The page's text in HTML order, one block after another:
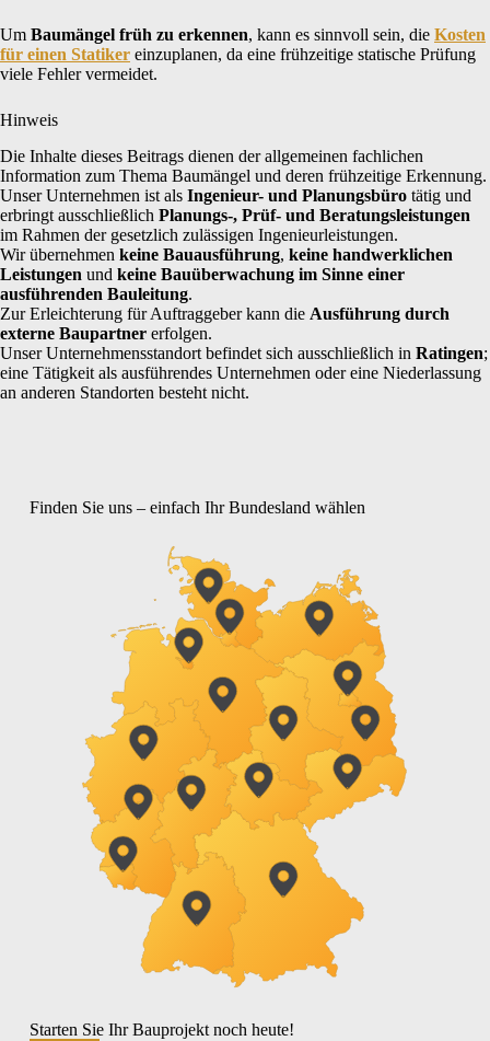
Um Baumängel früh zu erkennen, kann es sinnvoll sein, die Kosten
für einen Statiker einzuplanen, da eine frühzeitige statische Prüfung
viele Fehler vermeidet.
Hinweis
Die Inhalte dieses Beitrags dienen der allgemeinen fachlichen
Information zum Thema Baumängel und deren frühzeitige Erkennung.
Unser Unternehmen ist als Ingenieur- und Planungsbüro tätig und
erbringt ausschließlich Planungs-, Prüf- und Beratungsleistungen
im Rahmen der gesetzlich zulässigen Ingenieurleistungen.
Wir übernehmen keine Bauausführung, keine handwerklichen
Leistungen und keine Bauüberwachung im Sinne einer
ausführenden Bauleitung.
Zur Erleichterung für Auftraggeber kann die Ausführung durch
externe Baupartner erfolgen.
Unser Unternehmensstandort befindet sich ausschließlich in Ratingen;
eine Tätigkeit als ausführendes Unternehmen oder eine Niederlassung
an anderen Standorten besteht nicht.
Finden Sie uns – einfach Ihr Bundesland wählen
Starten Sie Ihr Bauprojekt noch heute!